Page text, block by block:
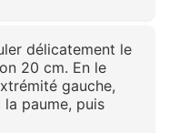
délicatement le
20 cm. En le
gauche,
paume, puis